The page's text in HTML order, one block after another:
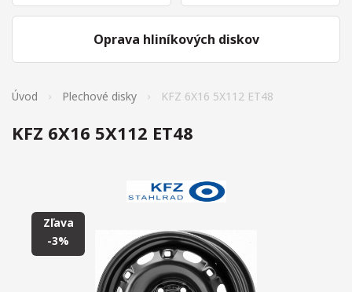
Oprava hliníkových diskov
Úvod Plechové disky KFZ 6X16 5X112 ET48
KFZ 6X16 5X112 ET48
Zľava
-3%